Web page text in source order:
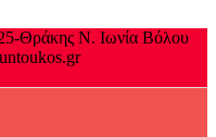
Θράκης Ν. Ιωνία Βόλου